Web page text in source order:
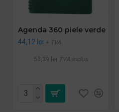
Agenda 360 piele verde
44,12 lei + TVA
53,39 lei TVA inclus